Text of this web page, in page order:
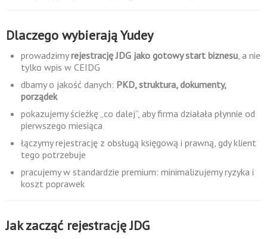
Dlaczego wybierają Yudey
prowadzimyrejestrację JDG jako gotowy start biznesu, a nie
tylko wpis w CEIDG
dbamy o jakość danych: PKD, struktura, dokumenty,
porządek
pokazujemy ścieżkę „co dalej”, aby firma działała płynnie od
pierwszego miesiąca
łączymy rejestrację z obsługą księgową i prawną, gdy klient
tego potrzebuje
pracujemy w standardzie premium: minimalizujemy ryzyka i
koszt poprawek
Jak zacząć rejestrację JDG